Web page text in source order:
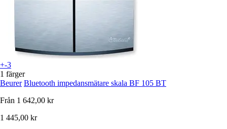
+-3
1 färger
Beurer Bluetooth impedansmätare skala BF 105 BT
Från 1 642,00 kr
1 445,00 kr